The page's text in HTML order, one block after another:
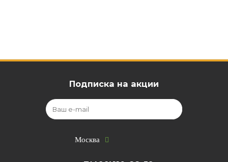
Подписка на акции
Москва